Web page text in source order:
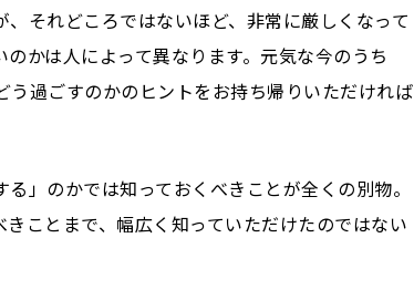
それどころではないほど、非常に厳しくなって
かは人によって異なります。元気な今のうち
過ごすのかのヒントをお持ち帰りいただければ
」のかでは知っておくべきことが全くの別物。
ことまで、幅広く知っていただけたのではない